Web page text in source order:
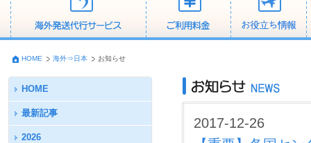
HOME 海外⇒日本 お知らせ
HOME
最新記事
2026
2017-12-26